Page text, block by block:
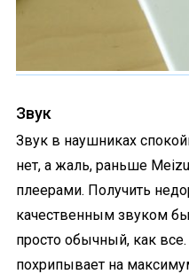
Звук
Звук в наушниках
нет, а жаль, раньше
плеерами. Получить
качественным звуком
просто обычный, как
похрипывает на